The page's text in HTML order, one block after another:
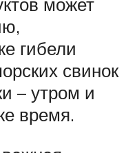
гибели
свинок
– утром и
время.